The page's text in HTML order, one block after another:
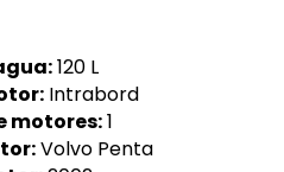
120 L
Intrabord
motores:1
Volvo Penta